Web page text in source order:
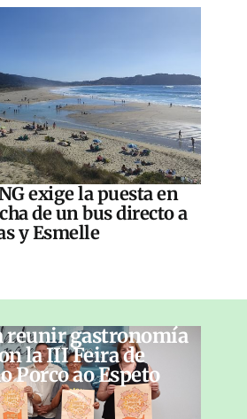
exige la puesta en
de un bus directo a
y Esmelle
reunir gastronomía
la III Feira de
Porco ao Espeto